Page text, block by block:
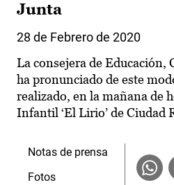
Junta
28 de Febrero de 2020
La consejera de Educación,
ha pronunciado de este
realizado, en la mañana de
Infantil ‘El Lirio’ de Ciudad
Notas de prensa
Fotos